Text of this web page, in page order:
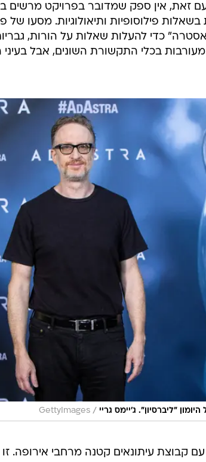
זאת, אין ספק שמדובר בפרויקט מרשים
פילוסופיות ותיאולוגיות. מסעו של
כדי להעלות שאלות על הורות,
בכלי התקשורת השונים, אבל בעיני
"ליברסיון". ג'יימס גריי /
GettyImages
קבוצת עיתונאים קטנה מרחבי אירופה.